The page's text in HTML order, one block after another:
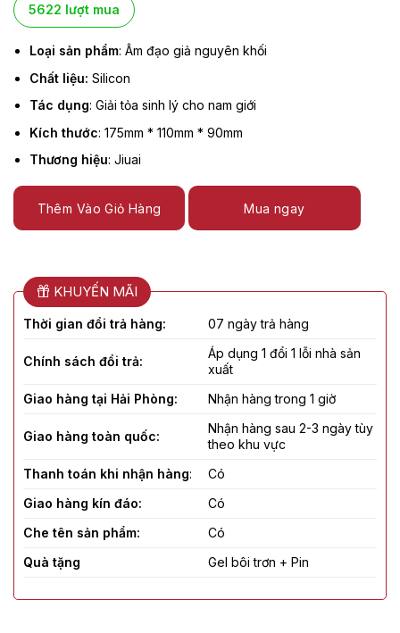
5622 lượt mua
Loại sản phẩm: Âm đạo giả nguyên khối
Chất liệu: Silicon
Tác dụng: Giải tỏa sinh lý cho nam giới
Kích thước: 175mm * 110mm * 90mm
Thương hiệu: Jiuai
Thêm Vào Giỏ Hàng Mua ngay
KHUYẾN MÃI
Thời gian đổi trả hàng: 07 ngày trả hàng
Chính sách đổi trả:
Áp dụng 1 đổi 1 lỗi nhà sản
xuất
Giao hàng tại Hải Phòng:
Nhận hàng trong 1 giờ
Giao hàng toàn quốc:
Nhận hàng sau 2-3 ngày tùy
theo khu vực
Thanh toán khi nhận hàng:
Có
Giao hàng kín đáo:
Có
Che tên sản phẩm:
Có
Quà tặng
Gel bôi trơn + Pin